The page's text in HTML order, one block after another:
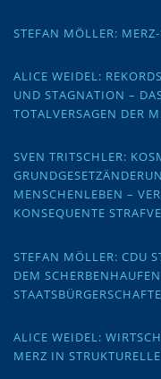
STEFAN MÖLLER:
ALICE WEIDEL:
UND STAGNATION –
TOTALVERSAGEN DER
SVEN TRITSCHLER:
MENSCHENLEBEN –
KONSEQUENTE
STEFAN MÖLLER: CDU
DEM
ALICE WEIDEL:
MERZ IN